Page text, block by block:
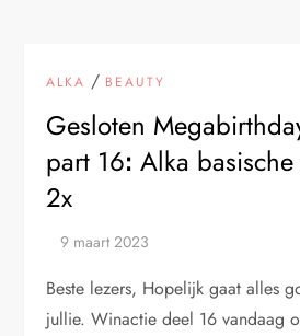
ALKA / BEAUTY
Gesloten
part 16ꓽ Alka
2x
Beste lezers, Hopelijk gaat alles
jullie. Winactie deel 16 vandaag